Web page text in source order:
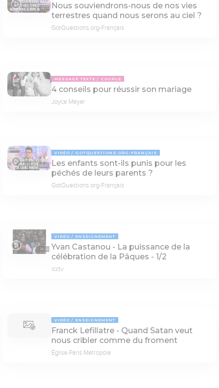
02:31
Nous souviendrons-nous de nos vies
terrestres quand nous serons au ciel ?
GotQuestions.org-Français
MESSAGE TEXTE COUPLE
4 conseils pour réussir son mariage
Joyce Meyer
03:22
VIDÉO GOTQUESTIONS.ORG-FRANÇAIS
Les enfants sont-ils punis pour les
péchés de leurs parents ?
GotQuestions.org-Français
28:25
VIDÉO ENSEIGNEMENT
Yvan Castanou - La puissance de la
célébration de la Pâques - 1/2
icctv
VIDÉO ENSEIGNEMENT
Franck Lefillatre - Quand Satan veut
nous cribler comme du froment
Église Paris Métropole